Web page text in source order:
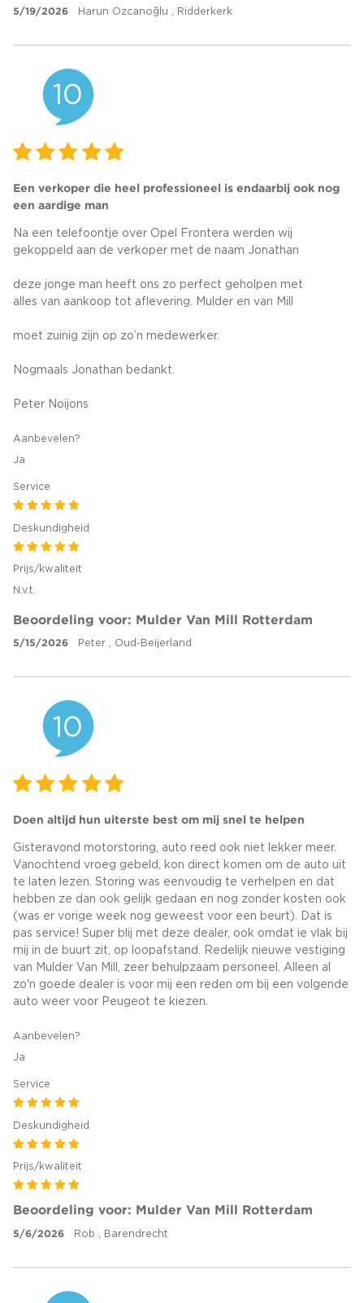
5/19/2026 Harun Ozcanoğlu , Ridderkerk
10
Een verkoper die heel professioneel is endaarbij ook nog
een aardige man
Na een telefoontje over Opel Frontera werden wij
gekoppeld aan de verkoper met de naam Jonathan
deze jonge man heeft ons zo perfect geholpen met
alles van aankoop tot aflevering. Mulder en van Mill
moet zuinig zijn op zo’n medewerker.
Nogmaals Jonathan bedankt.
Peter Noijons
Aanbevelen?
Ja
Service
Deskundigheid
Prijs/kwaliteit
N.v.t.
Beoordeling voor: Mulder Van Mill Rotterdam
5/15/2026 Peter , Oud-Beijerland
10
Doen altijd hun uiterste best om mij snel te helpen
Gisteravond motorstoring, auto reed ook niet lekker meer.
Vanochtend vroeg gebeld, kon direct komen om de auto uit
te laten lezen. Storing was eenvoudig te verhelpen en dat
hebben ze dan ook gelijk gedaan en nog zonder kosten ook
(was er vorige week nog geweest voor een beurt). Dat is
pas service! Super blij met deze dealer, ook omdat ie vlak bij
mij in de buurt zit, op loopafstand. Redelijk nieuwe vestiging
van Mulder Van Mill, zeer behulpzaam personeel. Alleen al
zo'n goede dealer is voor mij een reden om bij een volgende
auto weer voor Peugeot te kiezen.
Aanbevelen?
Ja
Service
Deskundigheid
Prijs/kwaliteit
Beoordeling voor: Mulder Van Mill Rotterdam
5/6/2026 Rob , Barendrecht